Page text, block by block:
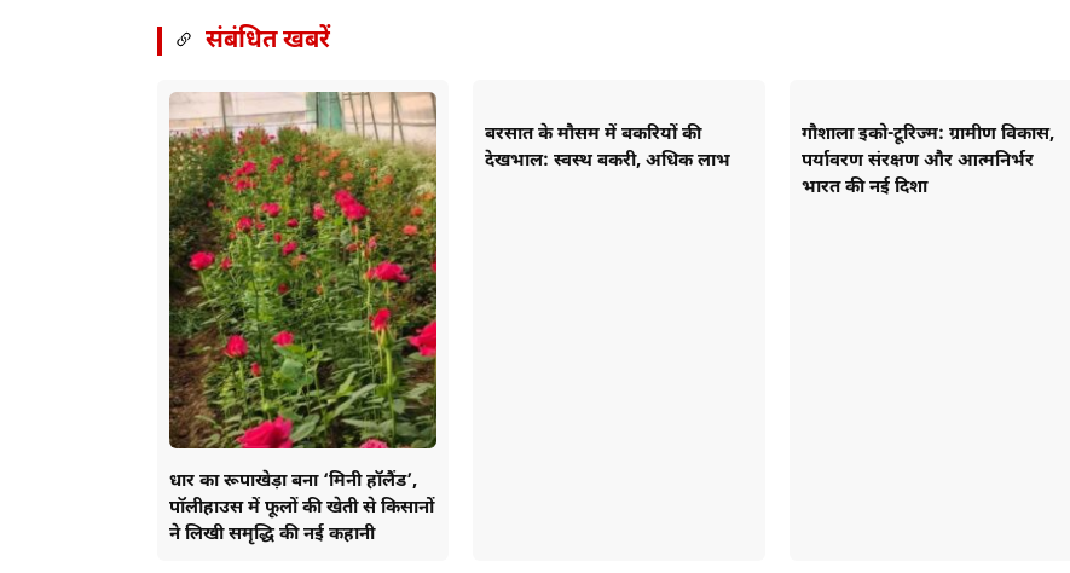
संबंधित खबरें
धार का रूपाखेड़ा बना ‘मिनी हॉलैंड’,
पॉलीहाउस में फूलों की खेती से किसानों
ने लिखी समृद्धि की नई कहानी
बरसात के मौसम में बकरियों की
देखभाल: स्वस्थ बकरी, अधिक लाभ
गौशाला इको-टूरिज्म: ग्रामीण विकास,
पर्यावरण संरक्षण और आत्मनिर्भर
भारत की नई दिशा